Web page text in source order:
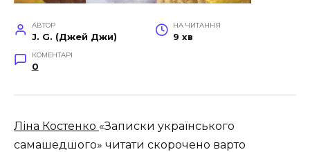
АВТОР
J. G. (Джей Джи)
НА ЧИТАННЯ
9 хв
КОМЕНТАРІ
0
Ліна Костенко «Записки українського
самашедшого» читати скорочено варто